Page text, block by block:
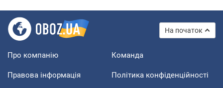
На початок
Про компанію Команда
Правова інформація Політика конфіденційності